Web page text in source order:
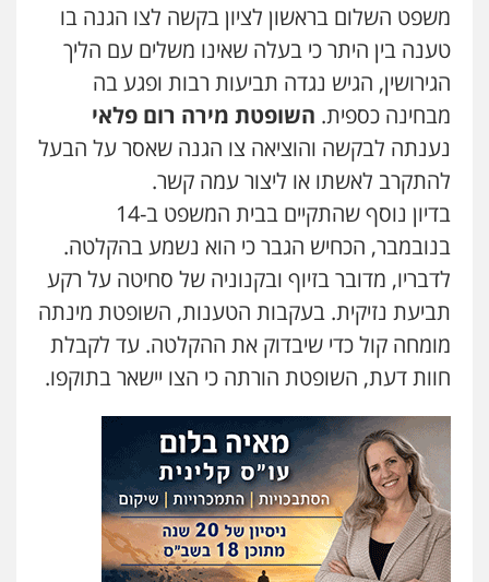
עו"ד קובי בן שעיה
פלילי צווארון לבן צבאי
0524040052
עו"ד אלון ארז
לבן
0507368203
עו"ד לימור רוט חזן
מעצרים
0523407232
עו"ד עינב יתח
פלילי פשיעה חמורה עורכי דין לענייני
אסירים צבאי
0546364651
אייל בן שושן, עורך דין פלילי
פלילי מעצרים וחקירות פשיעה חמורה
נוער רישום פלילי
משפט השלום בראשון לציון בקשה לצו הגנה בו
טענה בין היתר כי בעלה שאינו משלים עם הליך
הגירושין, הגיש נגדה תביעות רבות ופגע בה
מבחינה כספית. השופטת מירה רום פלאי
נענתה לבקשה והוציאה צו הגנה שאסר על הבעל
להתקרב לאשתו או ליצור עמה קשר.
בדיון נוסף שהתקיים בבית המשפט ב-14
בנובמבר, הכחיש הגבר כי הוא נשמע בהקלטה.
לדבריו, מדובר בזיוף ובקנוניה של סחיטה על רקע
תביעת נזיקית. בעקבות הטענות, השופטת מינתה
מומחה קול כדי שיבדוק את ההקלטה. עד לקבלת
חוות דעת, השופטת הורתה כי הצו יישאר בתוקפו.